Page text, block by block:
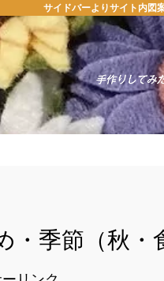
サイドバーよりサイト内図
季節（秋・